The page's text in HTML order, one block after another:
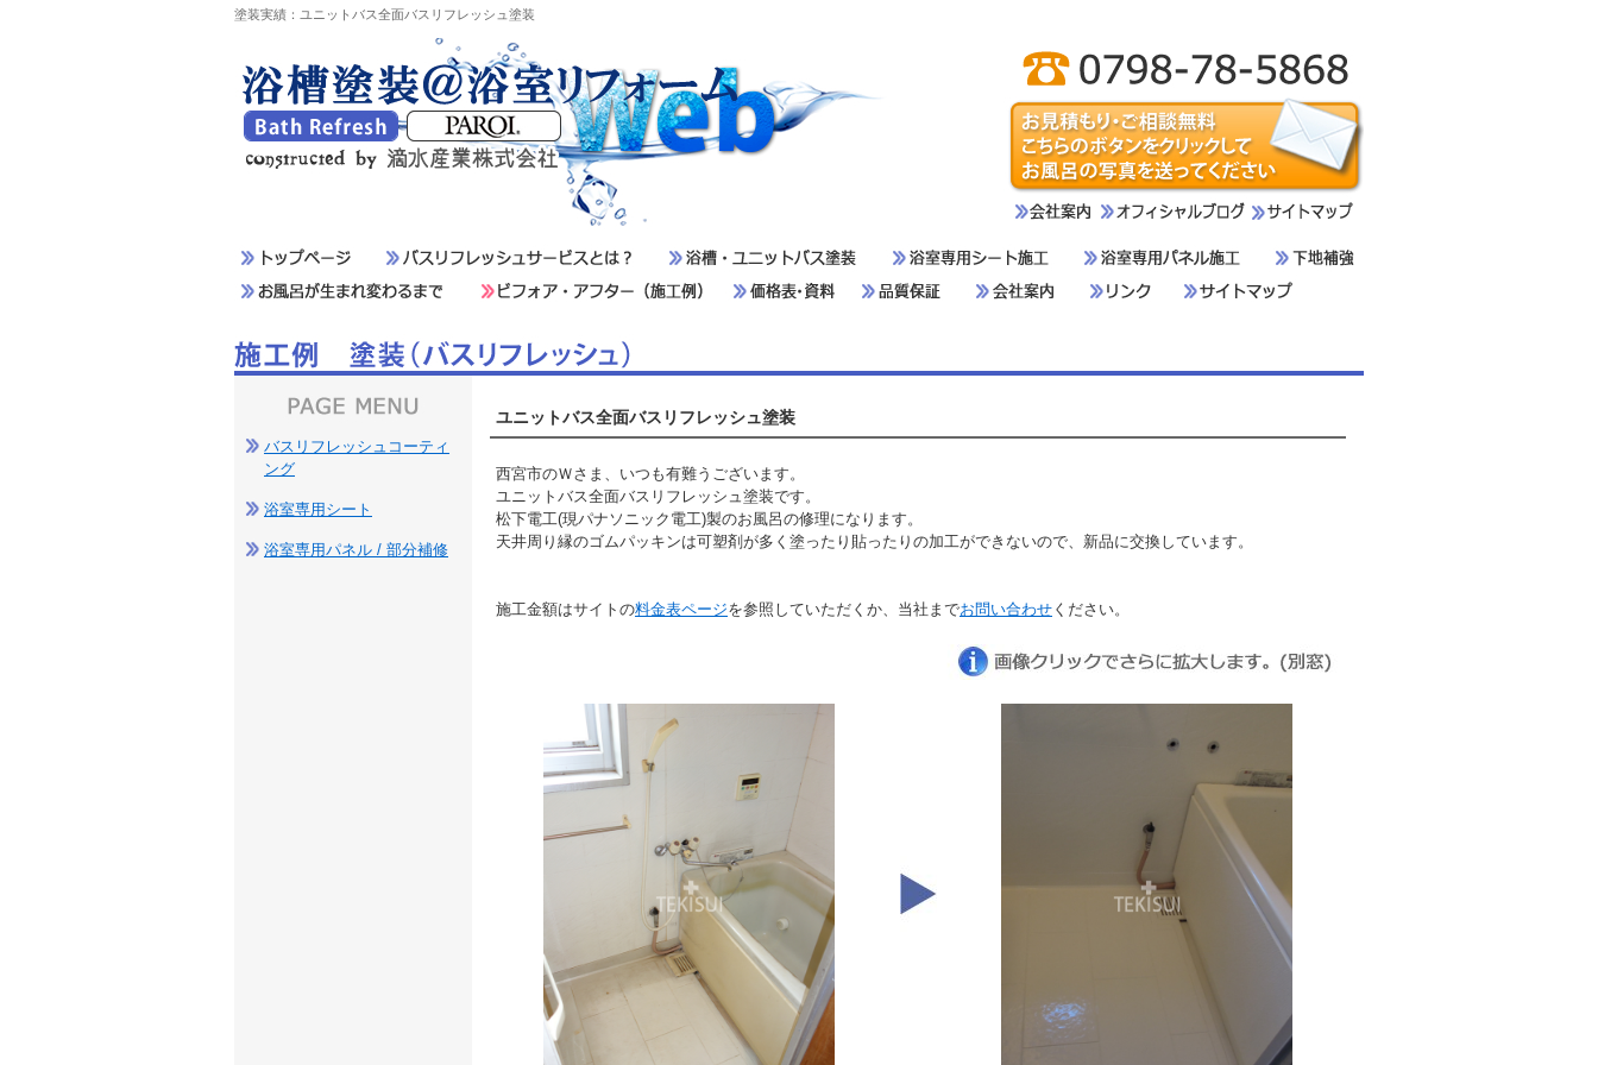
塗装実績：ユニットバス全面バスリフレッシュ塗装
バスリフレッシュコーティ
ング
浴室専用シート
浴室専用パネル / 部分補修
ユニットバス全面バスリフレッシュ塗装
西宮市のＷさま、いつも有難うございます。
ユニットバス全面バスリフレッシュ塗装です。
松下電工(現パナソニック電工)製のお風呂の修理になります。
天井周り縁のゴムパッキンは可塑剤が多く塗ったり貼ったりの加工ができないので、新品に交換しています。
施工金額はサイトの料金表ページを参照していただくか、当社までお問い合わせ ください。